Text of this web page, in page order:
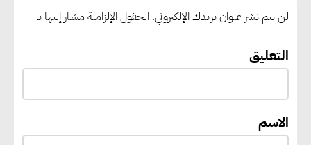
لن يتم نشر عنوان بريدك الإلكتروني. الحقول الإلزامية مشار إليها بـ
التعليق
الاسم
إنجرد إبرل: الذكاء الاصطناعي
مستقبل الاستدامة في قطاع علوم
رامي خضير يدعو الشركات لربط